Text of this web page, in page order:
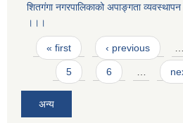
शितगंगा नगरपालिकाको अपाङ्गता
।।।
Pages
« first ‹ previous
5 6
अन्य